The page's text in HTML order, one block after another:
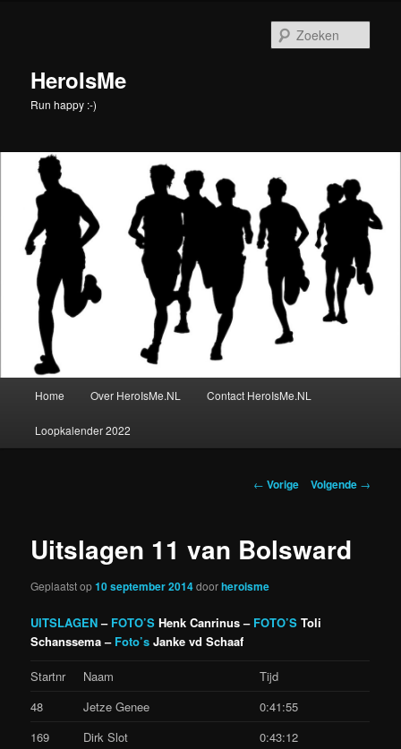
inhoudHeroIsMe
Run happy :-)
Home Over HeroIsMe.NL Contact HeroIsMe.NL
Loopkalender 2022
Berichtnavigatie
← Vorige Volgende →
Uitslagen 11 van Bolsward
Geplaatst op10 september 2014doorheroisme
UITSLAGEN– FOTO’SHenk Canrinus – FOTO’S Toli
Schanssema – Foto’s Janke vd Schaaf
Startnr Naam
Tijd
48
Jetze Genee
0:41:55
169
Dirk Slot
0:43:12